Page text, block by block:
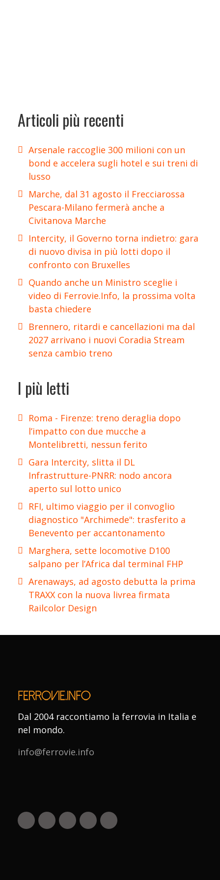
Articoli più recenti
Arsenale raccoglie 300 milioni con un
bond e accelera sugli hotel e sui treni di
lusso
Marche, dal 31 agosto il Frecciarossa
Pescara-Milano fermerà anche a
Civitanova Marche
Intercity, il Governo torna indietro: gara
di nuovo divisa in più lotti dopo il
confronto con Bruxelles
Quando anche un Ministro sceglie i
video di Ferrovie.Info, la prossima volta
basta chiedere
Brennero, ritardi e cancellazioni ma dal
2027 arrivano i nuovi Coradia Stream
senza cambio treno
I più letti
Roma - Firenze: treno deraglia dopo
l’impatto con due mucche a
Montelibretti, nessun ferito
Gara Intercity, slitta il DL
Infrastrutture-PNRR: nodo ancora
aperto sul lotto unico
RFI, ultimo viaggio per il convoglio
diagnostico "Archimede": trasferito a
Benevento per accantonamento
Marghera, sette locomotive D100
salpano per l’Africa dal terminal FHP
Arenaways, ad agosto debutta la prima
TRAXX con la nuova livrea firmata
Railcolor Design
Dal 2004 raccontiamo la ferrovia in Italia e
nel mondo.
info@ferrovie.info